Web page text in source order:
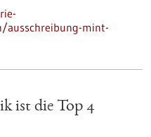
ausschreibung-mint-
ist die Top 4